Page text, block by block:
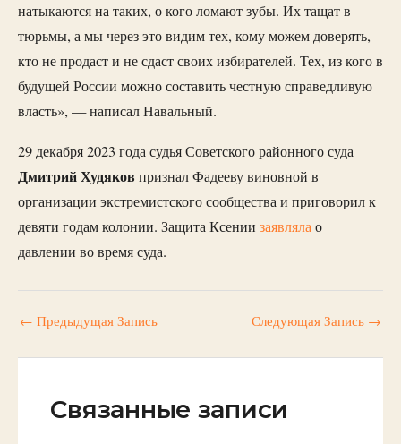
натыкаются на таких, о кого ломают зубы. Их тащат в
тюрьмы, а мы через это видим тех, кому можем доверять,
кто не продаст и не сдаст своих избирателей. Тех, из кого в
будущей России можно составить честную справедливую
власть», — написал Навальный.
29 декабря 2023 года судья Советского районного суда
Дмитрий Худяков признал Фадееву виновной в
организации экстремистского сообщества и приговорил к
девяти годам колонии. Защита Ксении заявлялао
давлении во время суда.
← Предыдущая Запись Следующая Запись →
Связанные записи